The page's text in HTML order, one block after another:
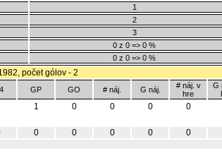
1
2
3
0 z 0 => 0 %
0 z 0 => 0 %
počet gólov - 2
GP GO # náj. G náj.
# náj. v
hre
G
1 0 0 0 0
0 0 0 0 0